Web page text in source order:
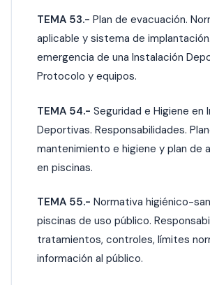
TEMA 53.- Plan de evacuación.
aplicable y sistema de
emergencia de una Instalación
Protocolo y equipos.
TEMA 54.- Seguridad e Higiene en
Deportivas. Responsabilidades.
mantenimiento e higiene y plan de
en piscinas.
TEMA 55.- Normativa higiénico-
piscinas de uso público.
tratamientos, controles, límites
información al público.